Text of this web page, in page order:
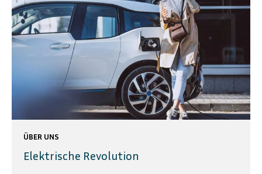
ÜBER UNS
Elektrische Revolution